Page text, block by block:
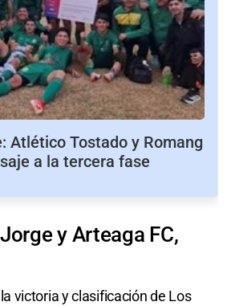
Atlético Tostado y Romang
a la tercera fase
y Arteaga FC,
victoria y clasificación de Los